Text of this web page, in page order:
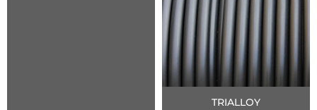
TRIALLOY